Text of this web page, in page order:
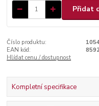
Přidat
Číslo produktu:
EAN kód:
Hlídat cenu / dostupnost
Kompletní specifikace